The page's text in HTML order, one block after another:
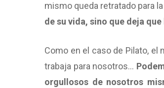
mismo queda retratado para
de su vida, sino que deja
Como en el caso de Pilato, el
trabaja para nosotros…
orgullosos de nosotros